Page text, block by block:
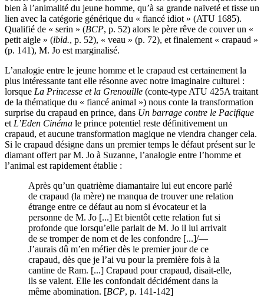
bien à l’animalité du jeune homme, qu’à sa grande naïveté et tisse un
lien avec la catégorie générique du « fiancé idiot » (ATU 1685).
Qualifié de « serin » (BCP, p. 52) alors le père rêve de couver un «
petit aigle » (ibid., p. 52), « veau » (p. 72), et finalement « crapaud »
(p. 141), M. Jo est marginalisé.
L’analogie entre le jeune homme et le crapaud est certainement la
plus intéressante tant elle résonne avec notre imaginaire culturel :
lorsque La Princesse et la Grenouille (conte-type ATU 425A traitant
de la thématique du « fiancé animal ») nous conte la transformation
surprise du crapaud en prince, dans Un barrage contre le Pacifique
et L’Eden Cinéma le prince potentiel reste définitivement un
crapaud, et aucune transformation magique ne viendra changer cela.
Si le crapaud désigne dans un premier temps le défaut présent sur le
diamant offert par M. Jo à Suzanne, l’analogie entre l’homme et
l’animal est rapidement établie :
Après qu’un quatrième diamantaire lui eut encore parlé
de crapaud (la mère) ne manqua de trouver une relation
étrange entre ce défaut au nom si évocateur et la
personne de M. Jo [...] Et bientôt cette relation fut si
profonde que lorsqu’elle parlait de M. Jo il lui arrivait
de se tromper de nom et de les confondre [...]/—
J’aurais dû m’en méfier dès le premier jour de ce
crapaud, dès que je l’ai vu pour la première fois à la
cantine de Ram. [...] Crapaud pour crapaud, disait-elle,
ils se valent. Elle les confondait décidément dans la
même abomination. [BCP, p. 141-142]